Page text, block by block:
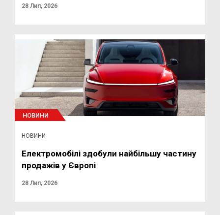
28 Лип, 2026
НОВИНИ
НОВИНИ
Електромобілі здобули найбільшу частину
продажів у Європі
28 Лип, 2026